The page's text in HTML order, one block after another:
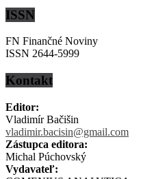
ISSN
FN Finančné Noviny
ISSN 2644-5999
Kontakt
Editor:
Vladimír Bačišin
vladimir.bacisin@gmail.com
Zástupca editora:
Michal Púchovský
Vydavateľ: